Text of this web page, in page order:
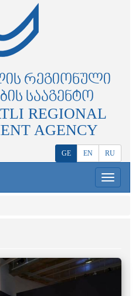
ᲠᲔᲒᲘᲝᲜᲣᲚᲘ
ᲡᲐᲐᲒᲔᲜᲢᲝ
REGIONAL
AGENCY
GE EN RU
Toggle
navigation